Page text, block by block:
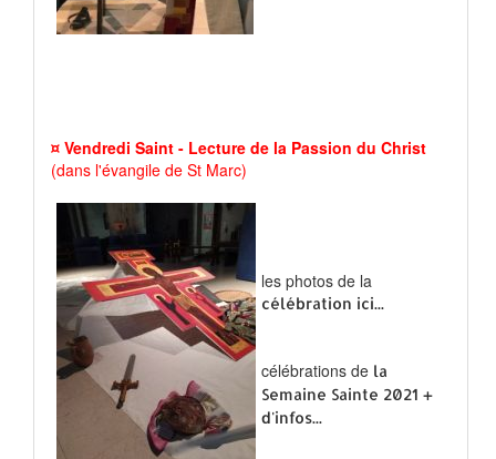
¤ Vendredi Saint - Lecture de la Passion du Christ
(dans l'évangile de St Marc)
les photos de la
célébration ici...
célébrations de la
Semaine Sainte 2021 +
d'infos...